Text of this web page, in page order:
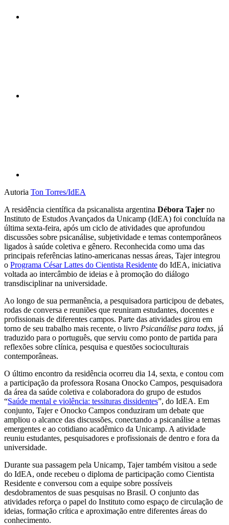
Autoria Ton Torres/IdEA
A residência científica da psicanalista argentina Débora Tajer no
Instituto de Estudos Avançados da Unicamp (IdEA) foi concluída na
última sexta-feira, após um ciclo de atividades que aprofundou
discussões sobre psicanálise, subjetividade e temas contemporâneos
ligados à saúde coletiva e gênero. Reconhecida como uma das
principais referências latino-americanas nessas áreas, Tajer integrou
o Programa César Lattes do Cientista Residente do IdEA, iniciativa
voltada ao intercâmbio de ideias e à promoção do diálogo
transdisciplinar na universidade.
Ao longo de sua permanência, a pesquisadora participou de debates,
rodas de conversa e reuniões que reuniram estudantes, docentes e
profissionais de diferentes campos. Parte das atividades girou em
torno de seu trabalho mais recente, o livro Psicanálise para todxs, já
traduzido para o português, que serviu como ponto de partida para
reflexões sobre clínica, pesquisa e questões socioculturais
contemporâneas.
O último encontro da residência ocorreu dia 14, sexta, e contou com
a participação da professora Rosana Onocko Campos, pesquisadora
da área da saúde coletiva e colaboradora do grupo de estudos
“Saúde mental e violência: tessituras dissidentes”, do IdEA. Em
conjunto, Tajer e Onocko Campos conduziram um debate que
ampliou o alcance das discussões, conectando a psicanálise a temas
emergentes e ao cotidiano acadêmico da Unicamp. A atividade
reuniu estudantes, pesquisadores e profissionais de dentro e fora da
universidade.
Durante sua passagem pela Unicamp, Tajer também visitou a sede
do IdEA, onde recebeu o diploma de participação como Cientista
Residente e conversou com a equipe sobre possíveis
desdobramentos de suas pesquisas no Brasil. O conjunto das
atividades reforça o papel do Instituto como espaço de circulação de
ideias, formação crítica e aproximação entre diferentes áreas do
conhecimento.